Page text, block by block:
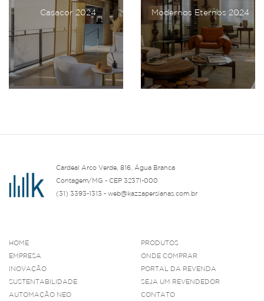
Casacor 2024 Modernos Eternos 2024
Cardeal Arco Verde, 816, Água Branca
Contagem/MG - CEP 32371-000
(31) 3393-1313 - web@kazzapersianas.com.br
HOME
EMPRESA
INOVAÇÃO
SUSTENTABILIDADE
AUTOMAÇÃO NEO
PRODUTOS
ONDE COMPRAR
PORTAL DA REVENDA
SEJA UM REVENDEDOR
CONTATO